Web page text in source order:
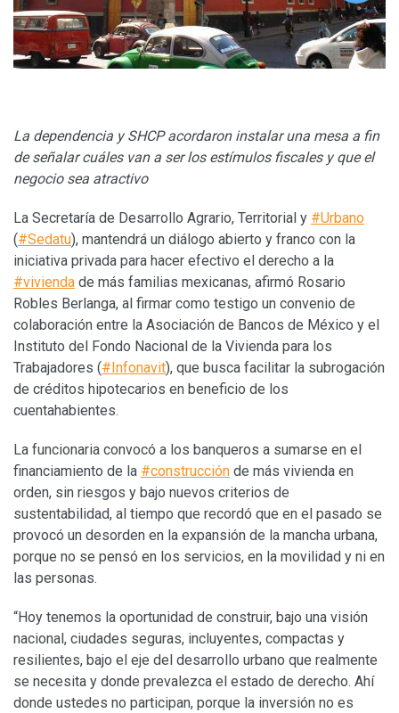
La dependencia y SHCP acordaron instalar una mesa a fin
de señalar cuáles van a ser los estímulos fiscales y que el
negocio sea atractivo
La Secretaría de Desarrollo Agrario, Territorial y #Urbano
(#Sedatu), mantendrá un diálogo abierto y franco con la
iniciativa privada para hacer efectivo el derecho a la
#vivienda de más familias mexicanas, afirmó Rosario
Robles Berlanga, al firmar como testigo un convenio de
colaboración entre la Asociación de Bancos de México y el
Instituto del Fondo Nacional de la Vivienda para los
Trabajadores (#Infonavit), que busca facilitar la subrogación
de créditos hipotecarios en beneficio de los
cuentahabientes.
La funcionaria convocó a los banqueros a sumarse en el
financiamiento de la #construcción de más vivienda en
orden, sin riesgos y bajo nuevos criterios de
sustentabilidad, al tiempo que recordó que en el pasado se
provocó un desorden en la expansión de la mancha urbana,
porque no se pensó en los servicios, en la movilidad y ni en
las personas.
“Hoy tenemos la oportunidad de construir, bajo una visión
nacional, ciudades seguras, incluyentes, compactas y
resilientes, bajo el eje del desarrollo urbano que realmente
se necesita y donde prevalezca el estado de derecho. Ahí
donde ustedes no participan, porque la inversión no es